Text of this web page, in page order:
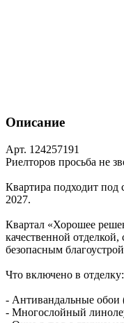
Описание
Арт. 124257191
Риелторов просьба не
Квартира подходит под
2027.
Квартал «Хорошее
качественной
безопасным
Что включено в отделку:
- Антивандальные обои
- Многослойный